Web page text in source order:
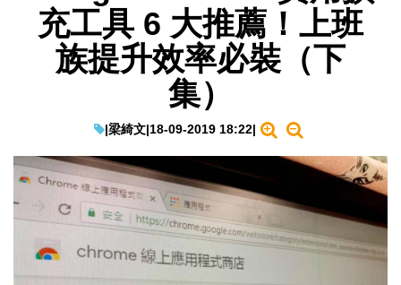
充工具 6 大推薦！上班
族提升效率必裝（下
集）
|梁綺文|18-09-2019 18:22|